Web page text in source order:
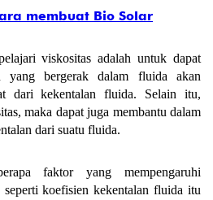
membuat Bio Solar
viskositas adalah untuk dapat
yang bergerak dalam fluida akan
dari kekentalan fluida. Selain itu,
maka dapat juga membantu dalam
dari suatu fluida.
faktor yang mempengaruhi
koefisien kekentalan fluida itu